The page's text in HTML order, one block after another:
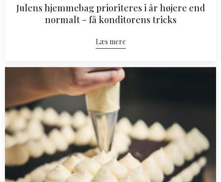
Julens hjemmebag prioriteres i år højere end
normalt – få konditorens tricks
Læs mere